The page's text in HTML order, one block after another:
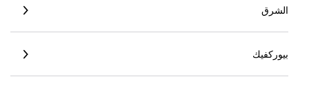
الشرق
بيوركفيك